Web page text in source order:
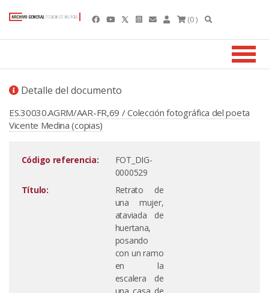
(0 )
Detalle del documento
ES.30030.AGRM/AAR-FR,69 / Colección fotográfica del poeta
Vicente Medina (copias)
Código referencia:
FOT_DIG-
0000529
Título:
Retrato de
una mujer,
ataviada de
huertana,
posando
con un ramo
en la
escalera de